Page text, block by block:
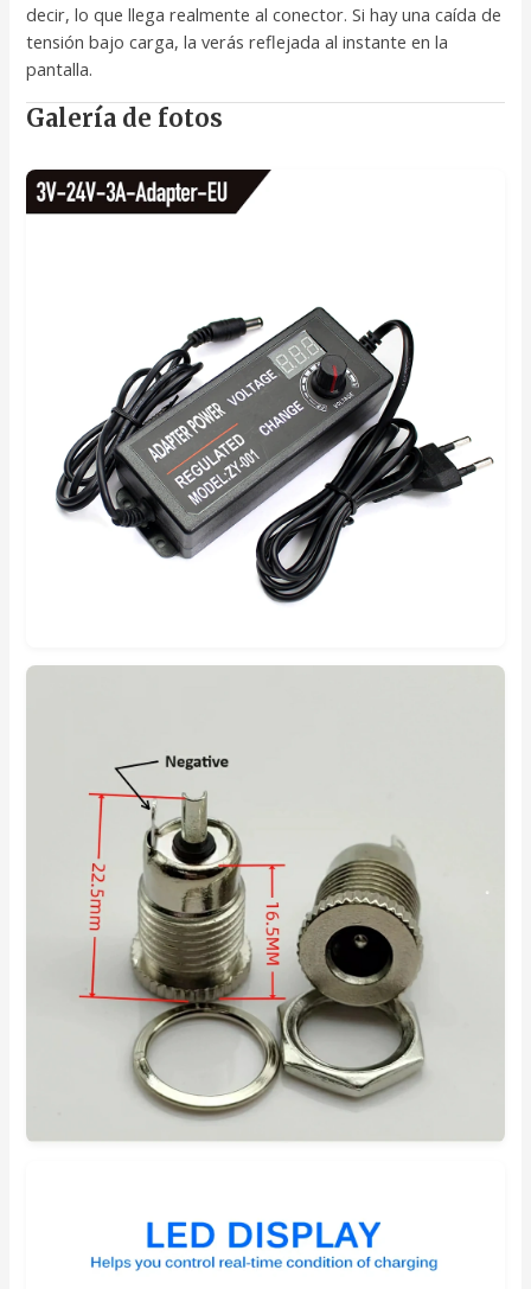
decir, lo que llega realmente al conector. Si hay una caída de
tensión bajo carga, la verás reflejada al instante en la
pantalla.
Galería de fotos